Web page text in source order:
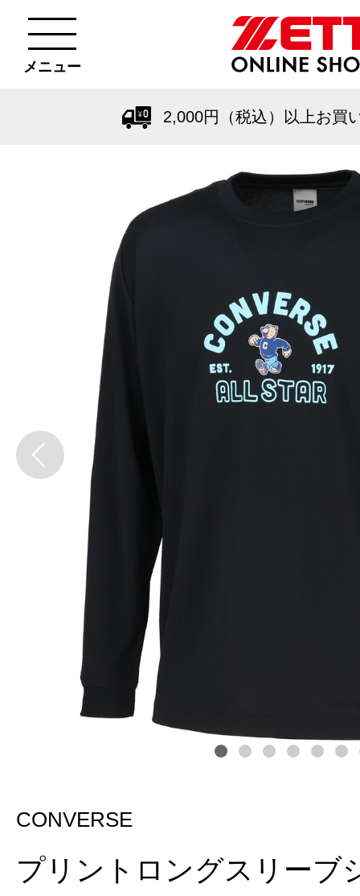
メニュー
2,000円（税込）以上お買
CONVERSE
プリントロングスリーブ